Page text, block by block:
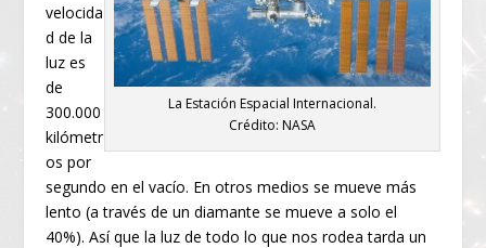
La Estación Espacial Internacional.
Crédito: NASA
velocida
d de la
luz es
de
300.000
kilómetr
os por
segundo en el vacío. En otros medios se mueve más
lento (a través de un diamante se mueve a solo el
40%). Así que la luz de todo lo que nos rodea tarda un